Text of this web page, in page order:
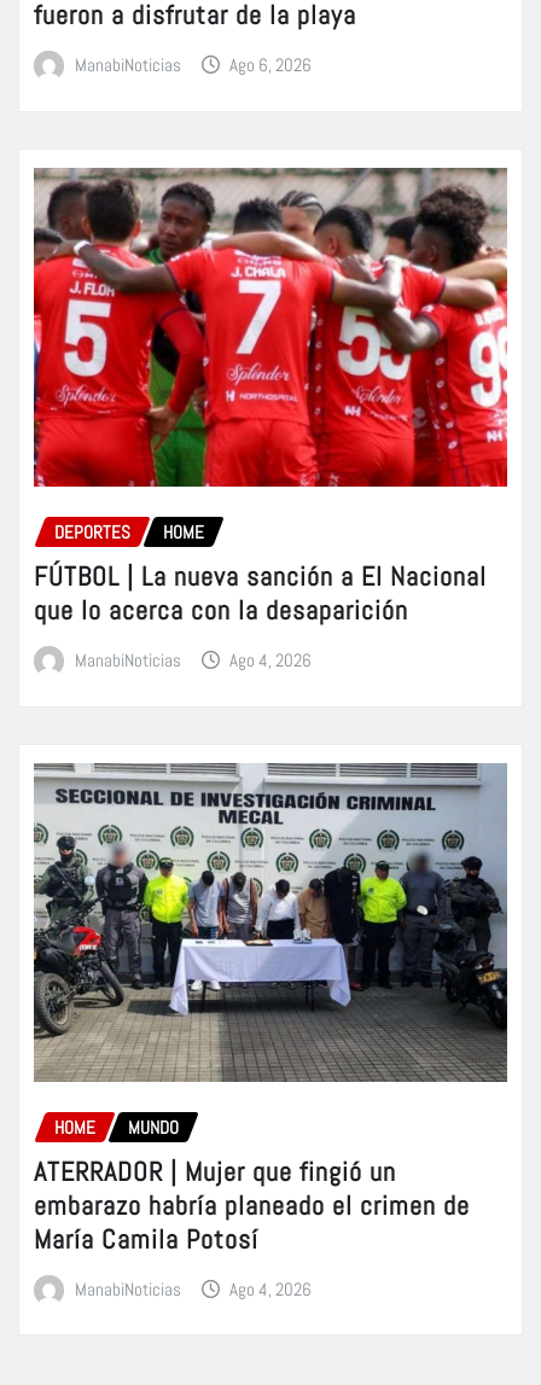
fueron a disfrutar de la playa
ManabiNoticias Ago 6, 2026
DEPORTES HOME
FÚTBOL | La nueva sanción a El Nacional
que lo acerca con la desaparición
ManabiNoticias Ago 4, 2026
HOME MUNDO
ATERRADOR | Mujer que fingió un
embarazo habría planeado el crimen de
María Camila Potosí
ManabiNoticias Ago 4, 2026